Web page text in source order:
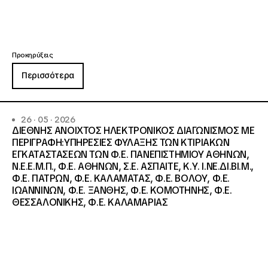
Προκηρύξεις
Περισσότερα
26 · 05 · 2026
ΔΙΕΘΝΗΣ ΑΝΟΙΧΤΟΣ ΗΛΕΚΤΡΟΝΙΚΟΣ ΔΙΑΓΩΝΙΣΜΟΣ ΜΕ
ΠΕΡΙΓΡΑΦΗ:ΥΠΗΡΕΣΙΕΣ ΦΥΛΑΞΗΣ ΤΩΝ ΚΤΙΡΙΑΚΩΝ
ΕΓΚΑΤΑΣΤΑΣΕΩΝ ΤΩΝ Φ.Ε. ΠΑΝΕΠΙΣΤΗΜΙΟΥ ΑΘΗΝΩΝ,
Ν.Ε.Ε.Μ.Π., Φ.Ε. ΑΘΗΝΩΝ, Σ.Ε. ΑΣΠΑΙΤΕ, Κ.Υ. Ι.ΝΕ.ΔΙ.ΒΙ.Μ.,
Φ.Ε. ΠΑΤΡΩΝ, Φ.Ε. ΚΑΛΑΜΑΤΑΣ, Φ.Ε. ΒΟΛΟΥ, Φ.Ε.
ΙΩΑΝΝΙΝΩΝ, Φ.Ε. ΞΑΝΘΗΣ, Φ.Ε. ΚΟΜΟΤΗΝΗΣ, Φ.Ε.
ΘΕΣΣΑΛΟΝΙΚΗΣ, Φ.Ε. ΚΑΛΑΜΑΡΙΑΣ